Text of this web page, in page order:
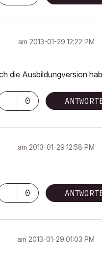
am ‎2013-01-29 12:22 PM
die Ausbildungversion
0
am ‎2013-01-29 12:58 PM
0
am ‎2013-01-29 01:03 PM